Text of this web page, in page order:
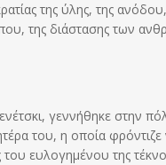
της ύλης, της
της διάστασης των
γεννήθηκε στην
του, η οποία φρόντιζε
ευλογημένου της